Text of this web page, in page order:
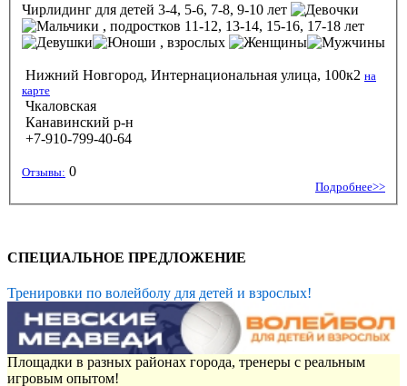
Чирлидинг для детей 3-4, 5-6, 7-8, 9-10 лет
, подростков 11-12, 13-14, 15-16, 17-18 лет
, взрослых
Нижний Новгород, Интернациональная улица, 100к2 на
карте
Чкаловская
Канавинский р-н
+7-910-799-40-64
Отзывы: 0
Подробнее>>
СПЕЦИАЛЬНОЕ ПРЕДЛОЖЕНИЕ
Тренировки по волейболу для детей и взрослых!
Площадки в разных районах города, тренеры с реальным
игровым опытом!